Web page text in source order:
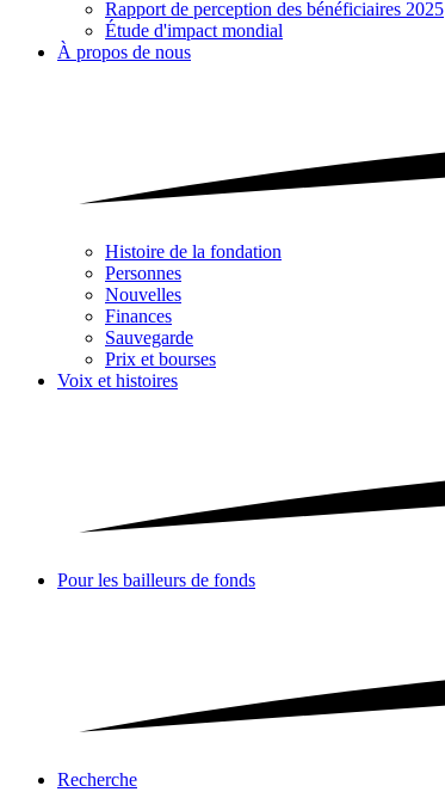
Rapport de perception des bénéficiaires 2025
Étude d'impact mondial
À propos de nous
Histoire de la fondation
Personnes
Nouvelles
Finances
Sauvegarde
Prix et bourses
Voix et histoires
Pour les bailleurs de fonds
Recherche